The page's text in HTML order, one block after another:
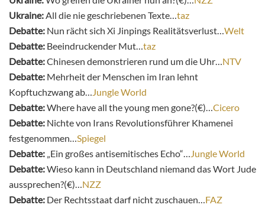
Ukraine: All die nie geschriebenen Texte… taz
Debatte: Nun rächt sich Xi Jinpings Realitätsverlust… Welt
Debatte: Beeindruckender Mut… taz
Debatte:Chinesen demonstrieren rund um die Uhr… NTV
Debatte: Mehrheit der Menschen im Iran lehnt
Kopftuchzwang ab…
Jungle World
Debatte:Where have all the young men gone?(€)… Cicero
Debatte: Nichte von Irans Revolutionsführer Khamenei
festgenommen… Spiegel
Debatte: „Ein großes antisemitisches Echo“…
Jungle World
Debatte:Wieso kann in Deutschland niemand das Wort Jude
aussprechen?(€)… NZZ
Debatte: Der Rechtsstaat darf nicht zuschauen… FAZ